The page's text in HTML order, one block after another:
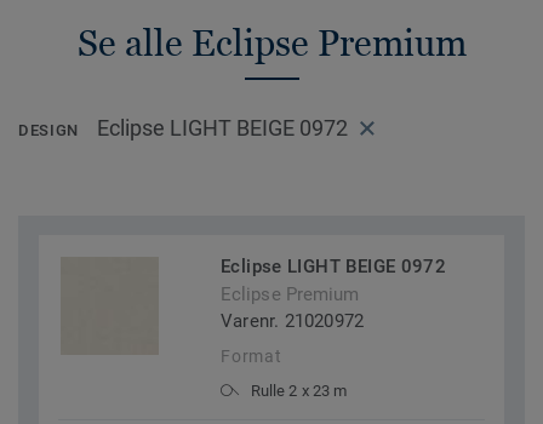
Se alle Eclipse Premium
DESIGN Eclipse LIGHT BEIGE 0972
Eclipse LIGHT BEIGE 0972
Eclipse Premium
Varenr. 21020972
Format
Rulle 2 x 23 m